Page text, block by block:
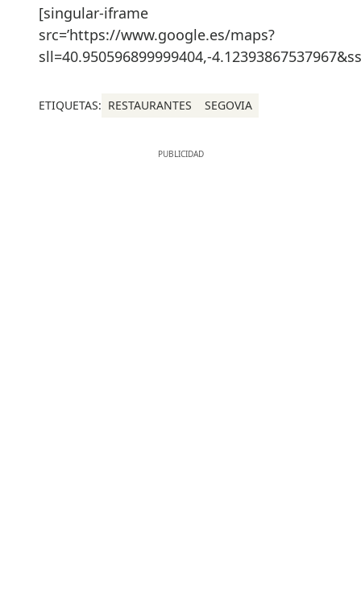
[singular-iframe
src=’https://www.google.es/maps?
sll=40.950596899999404,-
ETIQUETAS: RESTAURANTES SEGOVIA